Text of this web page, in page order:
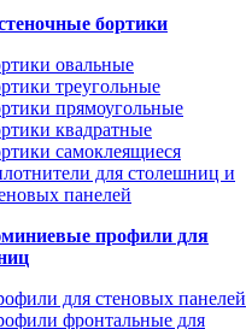
бортики
овальные
треугольные
прямоугольные
квадратные
самоклеящиеся
для столешниц и
панелей
профили для
для стеновых панелей
фронтальные для